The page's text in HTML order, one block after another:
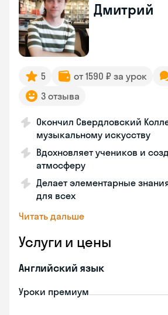
Дмитрий
5 от 1590 ₽ за урок
3 отзыва
Окончил Свердловский
музыкальному искусству
Вдохновляет учеников и
атмосферу
Делает элементарные
для всех
Читать дальше
Услуги и цены
Английский язык
Уроки премиум